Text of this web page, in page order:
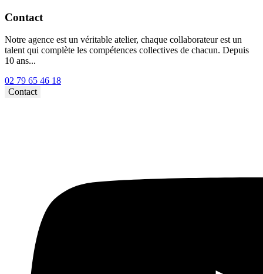
Contact
Notre agence est un véritable atelier, chaque collaborateur est un
talent qui complète les compétences collectives de chacun. Depuis
10 ans...
02 79 65 46 18⁩
Contact